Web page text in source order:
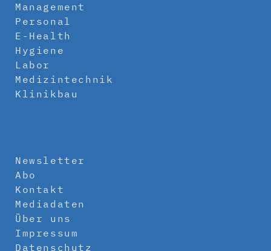
Management
Personal
E-Health
Hygiene
Labor
Medizintechnik
Klinikbau
Newsletter
Abo
Kontakt
Mediadaten
Über uns
Impressum
Datenschutz